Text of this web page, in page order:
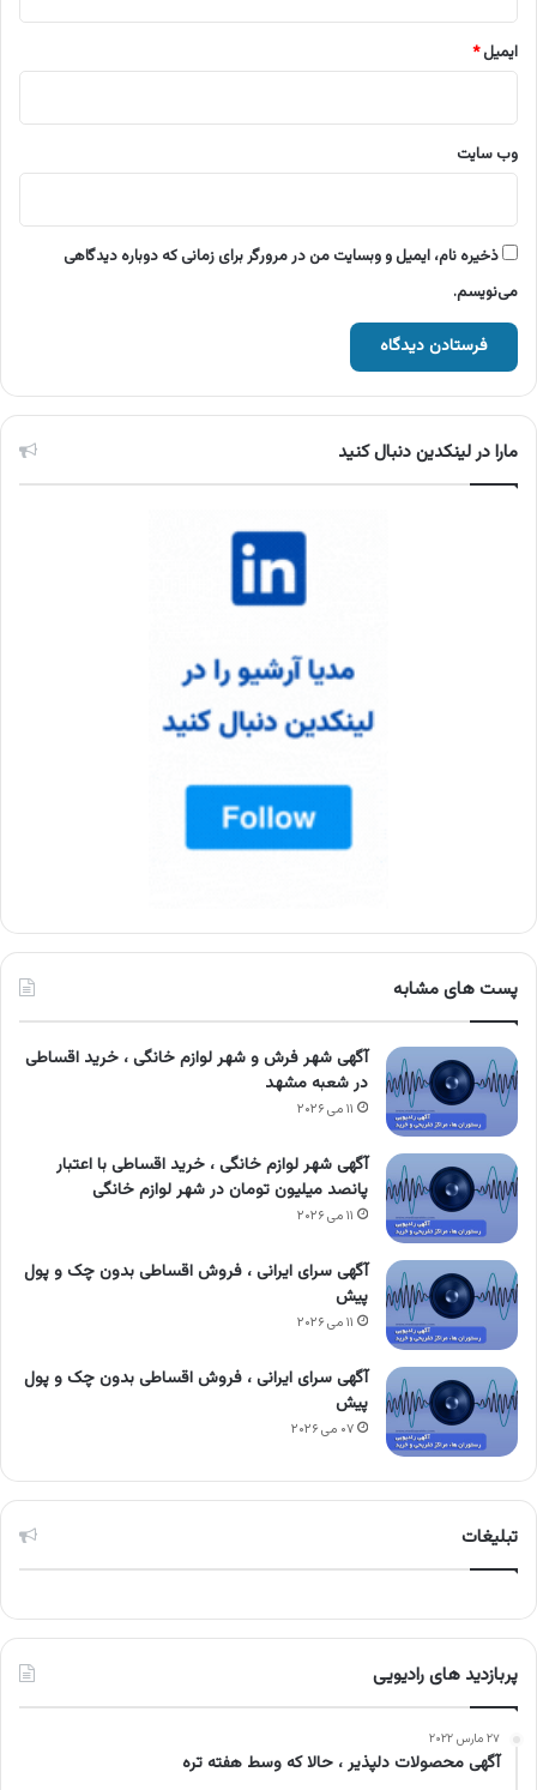
ایمیل*
وب‌ سایت
ذخیره نام، ایمیل و وبسایت من در مرورگر برای زمانی که دوباره دیدگاهی
می‌نویسم.
مارا در لینکدین دنبال کنید
پست های مشابه
آگهی شهر فرش و شهر لوازم خانگی ، خرید اقساطی
در شعبه مشهد
۱۱ می ۲۰۲۶
آگهی شهر لوازم خانگی ، خرید اقساطی با اعتبار
پانصد میلیون تومان در شهر لوازم خانگی
۱۱ می ۲۰۲۶
آگهی سرای ایرانی ، فروش اقساطی بدون چک و پول
پیش
۱۱ می ۲۰۲۶
آگهی سرای ایرانی ، فروش اقساطی بدون چک و پول
پیش
۰۷ می ۲۰۲۶
تبلیغات
پربازدید های رادیویی
۲۷ مارس ۲۰۲۲
آگهی محصولات دلپذیر ، حالا که وسط هفته تره